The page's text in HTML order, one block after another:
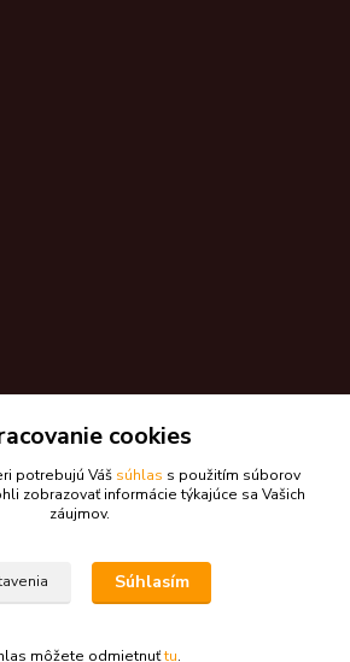
cookies
potrebujú Váš súhlas s použitím súborov
zobrazovať informácie týkajúce sa Vašich
záujmov.
Súhlasím
môžete odmietnuťtu.